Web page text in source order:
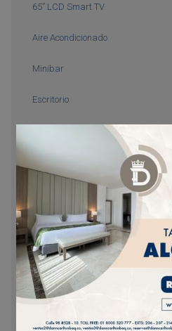
65” LCD Smart TV
Aire Acondicionado
Minibar
Escritorio
Cajilla de Seguridad
Baño Privado
Wi-Fi
Secador
Minibar (additional charge)